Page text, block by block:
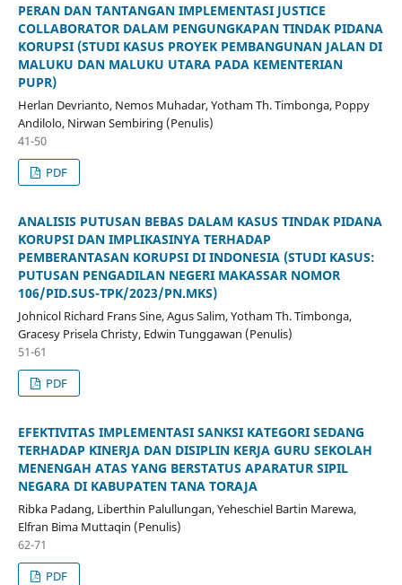
PERAN DAN TANTANGAN IMPLEMENTASI JUSTICE
COLLABORATOR DALAM PENGUNGKAPAN TINDAK PIDANA
KORUPSI (STUDI KASUS PROYEK PEMBANGUNAN JALAN DI
MALUKU DAN MALUKU UTARA PADA KEMENTERIAN
PUPR)
Herlan Devrianto, Nemos Muhadar, Yotham Th. Timbonga, Poppy
Andilolo, Nirwan Sembiring (Penulis)
41-50
PDF
ANALISIS PUTUSAN BEBAS DALAM KASUS TINDAK PIDANA
KORUPSI DAN IMPLIKASINYA TERHADAP
PEMBERANTASAN KORUPSI DI INDONESIA (STUDI KASUS:
PUTUSAN PENGADILAN NEGERI MAKASSAR NOMOR
106/PID.SUS-TPK/2023/PN.MKS)
Johnicol Richard Frans Sine, Agus Salim, Yotham Th. Timbonga,
Gracesy Prisela Christy, Edwin Tunggawan (Penulis)
51-61
PDF
EFEKTIVITAS IMPLEMENTASI SANKSI KATEGORI SEDANG
TERHADAP KINERJA DAN DISIPLIN KERJA GURU SEKOLAH
MENENGAH ATAS YANG BERSTATUS APARATUR SIPIL
NEGARA DI KABUPATEN TANA TORAJA
Ribka Padang, Liberthin Palullungan, Yeheschiel Bartin Marewa,
Elfran Bima Muttaqin (Penulis)
62-71
PDF